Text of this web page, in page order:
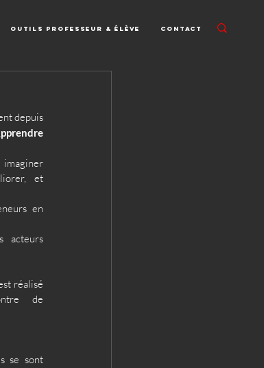
Outils professeur & élève Contact
depuis
et
en
acteurs
réalisé
de
se sont